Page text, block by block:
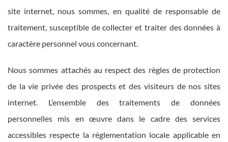
site internet, nous sommes, en qualité de responsable de
traitement, susceptible de collecter et traiter des données à
caractère personnel vous concernant.
Nous sommes attachés au respect des règles de protection
de la vie privée des prospects et des visiteurs de nos sites
internet. L’ensemble des traitements de données
personnelles mis en œuvre dans le cadre des services
accessibles respecte la réglementation locale applicable en